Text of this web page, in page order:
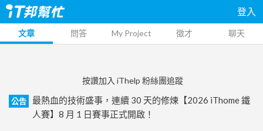
登入
文章 問答 My Project 徵才 聊天
按讚加入 iThelp 粉絲團追蹤
公告
最熱血的技術盛事，連續 30 天的修煉【2026 iThome 鐵
人賽】8 月 1 日賽事正式開啟！